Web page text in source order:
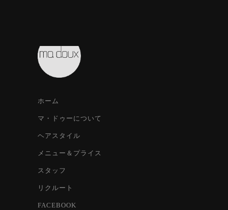
ホーム
マ・ドゥーについて
ヘアスタイル
メニュー＆プライス
スタッフ
リクルート
FACEBOOK